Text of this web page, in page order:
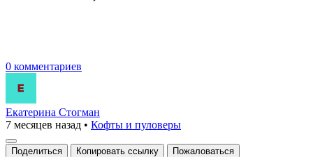
0 комментариев
Екатерина Стогман
7 месяцев назад • Кофты и пуловеры
Поделиться Копировать ссылку Пожаловаться